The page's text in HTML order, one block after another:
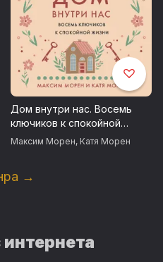
Дом внутри нас. Восемь
ключиков к спокойной
жизни
Максим Морен, Катя Морен
→